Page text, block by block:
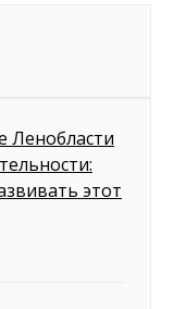
Ленобласти
этот